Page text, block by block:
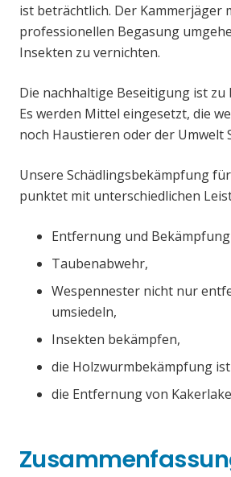
ist beträchtlich. Der Kammerjäger
professionellen Begasung
Insekten zu vernichten.
Die nachhaltige Beseitigung ist zu
Es werden Mittel eingesetzt, die
noch Haustieren oder der Umwelt
Unsere Schädlingsbekämpfung
punktet mit unterschiedlichen
Entfernung und
Taubenabwehr,
Wespennester nicht nur
umsiedeln,
Insekten bekämpfen,
die Holzwurmbekämpfung
die Entfernung von